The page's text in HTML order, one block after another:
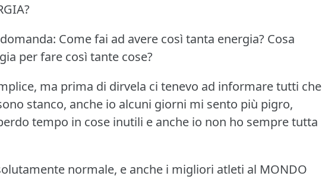
Come fai ad avere così tanta energia? Cosa
per fare così tante cose?
ma prima di dirvela ci tenevo ad informare tutti che
stanco, anche io alcuni giorni mi sento più pigro,
tempo in cose inutili e anche io non ho sempre tutta
normale, e anche i migliori atleti al MONDO